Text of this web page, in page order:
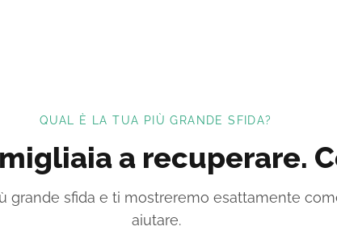
QUAL È LA TUA PIÙ GRANDE SFIDA?
a recuperare.
grande sfida e ti mostreremo esattamente
aiutare.